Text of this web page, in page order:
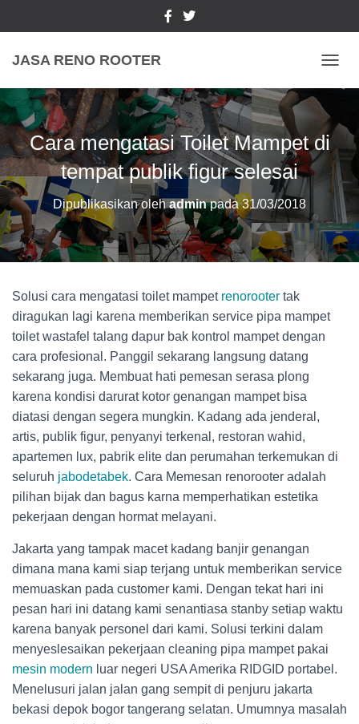
JASA RENO ROOTER
Cara mengatasi Toilet Mampet di
tempat publik figur selesai
Dipublikasikan oleh adminpada31/03/2018
Solusi cara mengatasi toilet mampet renorooter tak
diragukan lagi karena memberikan service pipa mampet
toilet wastafel talang dapur bak kontrol mampet dengan
cara profesional. Panggil sekarang langsung datang
sekarang juga. Membuat hati pemesan serasa plong
karena kondisi darurat kotor genangan mampet bisa
diatasi dengan segera mungkin. Kadang ada jenderal,
artis, publik figur, penyanyi terkenal, restoran wahid,
apartemen lux, pabrik elite dan perumahan terkemukan di
seluruh jabodetabek. Cara Memesan renorooter adalah
pilihan bijak dan bagus karna memperhatikan estetika
pekerjaan dengan hormat melayani.
Jakarta yang tampak macet kadang banjir genangan
dimana mana kami siap terjang untuk memberikan service
memuaskan pada customer kami. Dengan tekat hari ini
pesan hari ini datang kami senantiasa stanby setiap waktu
karena banyak personel dari kami. Solusi terkini dalam
menyeslesaikan pekerjaan cleaning pipa mampet pakai
mesin modern luar negeri USA Amerika RIDGID portabel.
Menelusuri jalan jalan gang sempit di penjuru jakarta
bekasi depok bogor tangerang selatan. Umumnya masalah